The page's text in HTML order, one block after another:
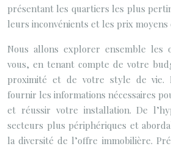
présentant les quartiers les plus
leurs inconvénients et les prix moyens
Nous allons explorer ensemble les
vous, en tenant compte de votre
proximité et de votre style de vie.
fournir les informations nécessaires
et réussir votre installation. De
secteurs plus périphériques et
la diversité de l’offre immobilière.